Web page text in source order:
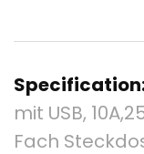
mit USB,
Fach